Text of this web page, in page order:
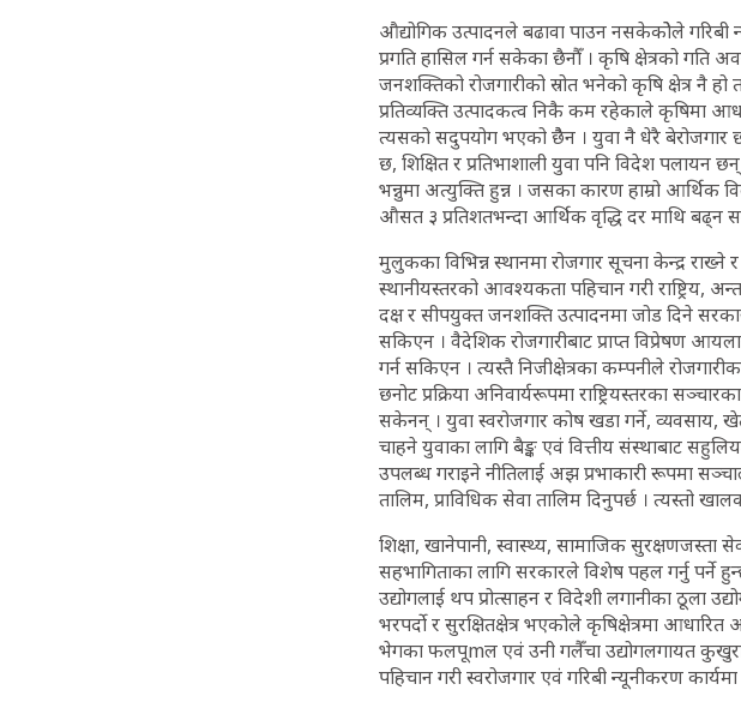
औद्योगिक उत्पादनले बढावा पाउन नसकेकोेले गरिबी
प्रगति हासिल गर्न सकेका छैनौँ । कृषि क्षेत्रको गति
जनशक्तिको रोजगारीको स्रोत भनेको कृषि क्षेत्र नै
प्रतिव्यक्ति उत्पादकत्व निकै कम रहेकाले कृषिमा
त्यसको सदुपयोग भएको छैैन । युवा नै धेरै बेरोजगार
छ, शिक्षित र प्रतिभाशाली युवा पनि विदेश
भन्नुमा अत्युक्ति हुन्न । जसका कारण हाम्रो
औसत ३ प्रतिशतभन्दा आर्थिक वृद्धि दर माथि बढ्न
मुलुकका विभिन्न स्थानमा रोजगार सूचना केन्द्र राख्ने
स्थानीयस्तरको आवश्यकता पहिचान गरी राष्ट्रिय,
दक्ष र सीपयुक्त जनशक्ति उत्पादनमा जोड दिने
सकिएन । वैदेशिक रोजगारीबाट प्राप्त विप्रेषण
गर्न सकिएन । त्यस्तै निजीक्षेत्रका कम्पनीले
छनोट प्रक्रिया अनिवार्यरूपमा राष्ट्रियस्तरका
सकेनन् । युवा स्वरोजगार कोष खडा गर्ने, व्यवसाय,
चाहने युवाका लागि बैङ्क एवं वित्तीय संस्थाबाट
उपलब्ध गराइने नीतिलाई अझ प्रभाकारी रूपमा
तालिम, प्राविधिक सेवा तालिम दिनुपर्छ । त्यस्तो
शिक्षा, खानेपानी, स्वास्थ्य, सामाजिक सुरक्षणजस्ता
सहभागिताका लागि सरकारले विशेष पहल गर्नु पर्ने
उद्योगलाई थप प्रोत्साहन र विदेशी लगानीका ठूला
भरपर्दो र सुरक्षितक्षेत्र भएकोले कृषिक्षेत्रमा
भेगका फलपूmल एवं उनी गलैँचा उद्योगलगायत
पहिचान गरी स्वरोजगार एवं गरिबी न्यूनीकरण